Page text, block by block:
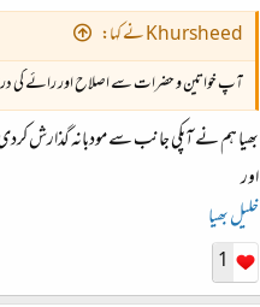
گوہرِ نایاب اور پتھر میں فرق ہو
جوہر شناس ایسا کوئی راہنما ملے
سر زمینِ پاک کا احسان ہے تُم پر
خورشید و ماہتاب تو آئے کئی گئے
Khursheed نے کہا:
آپ خواتین و حضرات سے اصلاح اور رائے کی
بھیا ہم نے آپکی جانب سے مودبانہ گذارش
اور
خلیل بھیا
1